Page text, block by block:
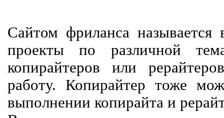
Сайтом фриланса называется
проекты по различной
копирайтеров или
работу. Копирайтер тоже
выполнении копирайта и